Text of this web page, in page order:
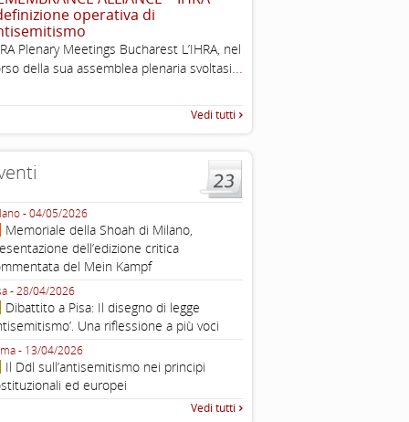
operativa di
Plenary Meetings Bucharest L’IHRA, nel
della sua assemblea plenaria svoltasi...
Vedi tutti
- 04/05/2026
Memoriale della Shoah di Milano,
dell’edizione critica
del Mein Kampf
- 28/04/2026
Dibattito a Pisa: Il disegno di legge
Una riflessione a più voci
- 13/04/2026
Il Ddl sull’antisemitismo nei principi
ed europei
Vedi tutti